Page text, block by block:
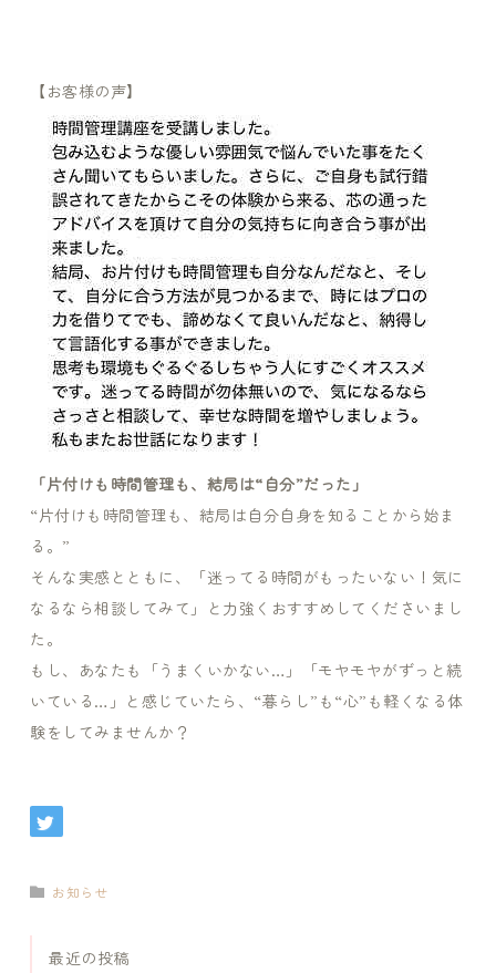
【お客様の声】
「片付けも時間管理も、結局は“自分”だった」
“片付けも時間管理も、結局は自分自身を知ることから始ま
る。”
そんな実感とともに、「迷ってる時間がもったいない！気に
なるなら相談してみて」と力強くおすすめしてくださいまし
た。
もし、あなたも「うまくいかない…」「モヤモヤがずっと続
いている…」と感じていたら、“暮らし”も“心”も軽くなる体
験をしてみませんか？
お知らせ
最近の投稿